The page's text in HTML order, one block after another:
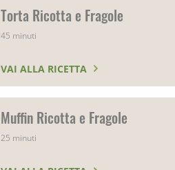
Torta Ricotta e Fragole
45 minuti
VAI ALLA RICETTA
Muffin Ricotta e Fragole
25 minuti